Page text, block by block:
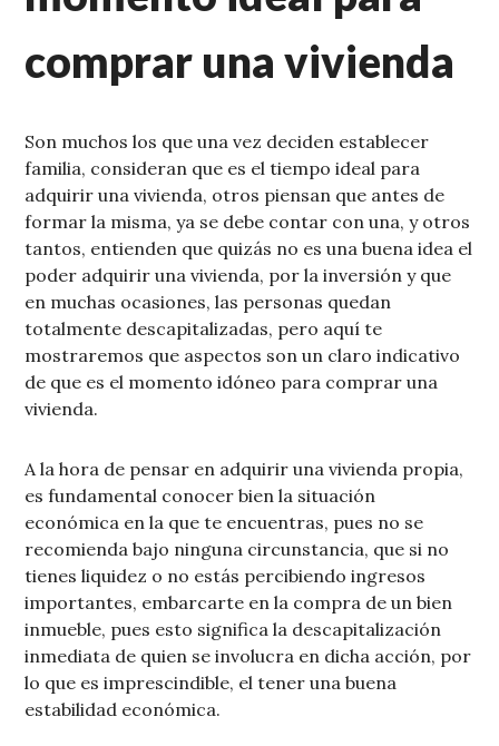
comprar una vivienda
Son muchos los que una vez deciden establecer
familia, consideran que es el tiempo ideal para
adquirir una vivienda, otros piensan que antes de
formar la misma, ya se debe contar con una, y otros
tantos, entienden que quizás no es una buena idea el
poder adquirir una vivienda, por la inversión y que
en muchas ocasiones, las personas quedan
totalmente descapitalizadas, pero aquí te
mostraremos que aspectos son un claro indicativo
de que es el momento idóneo para comprar una
vivienda.
A la hora de pensar en adquirir una vivienda propia,
es fundamental conocer bien la situación
económica en la que te encuentras, pues no se
recomienda bajo ninguna circunstancia, que si no
tienes liquidez o no estás percibiendo ingresos
importantes, embarcarte en la compra de un bien
inmueble, pues esto significa la descapitalización
inmediata de quien se involucra en dicha acción, por
lo que es imprescindible, el tener una buena
estabilidad económica.